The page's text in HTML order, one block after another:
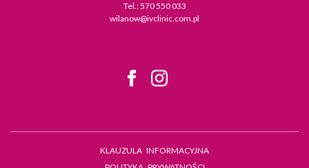
Tel.:570 550 033
wilanow@ivclinic.com.pl
KLAUZULA INFORMACYJNA